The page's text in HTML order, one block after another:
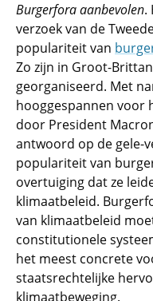
Burgerfora aanbevolen.
verzoek van de
populariteit van
Zo zijn in Groot-
georganiseerd. Met
hooggespannen
door President
antwoord op de gele-
populariteit van
overtuiging dat ze
klimaatbeleid.
van klimaatbeleid
constitutionele
het meest concrete
staatsrechtelijke
klimaatbeweging.